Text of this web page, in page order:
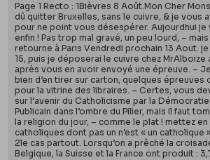
Page 1 Recto : 1Bièvres 8 Août.Mon Cher
dû quitter Bruxelles, sans le cuivre, & je vous
pour ne point vous désespérer. Aujourdhui je
enfin ! Pas trop mal gravé, un peu lourd, –
retourne à Paris Vendredi prochain 13 Aout. je
15, puis je déposerai le cuivre chez MrAlboize
après vous en avoir envoyé une épreuve. –
bien d’en tirer sur carton, quelques épreuves
pour la vitrine des libraires. – Certes, vous
sur l’avenir du Catholicisme par la
Publicain dans l’ombre du Pilier, mais il faut
la religion du jour, – comme le plat ! mettez
catholiques dont pas un n’est « un catholique
2le cas partout. Lorsqu’on a prêché la
Belgique, la Suisse et la France ont produit :